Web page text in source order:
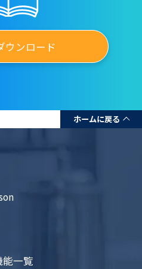
ウンロード
ホームに戻る
能一覧